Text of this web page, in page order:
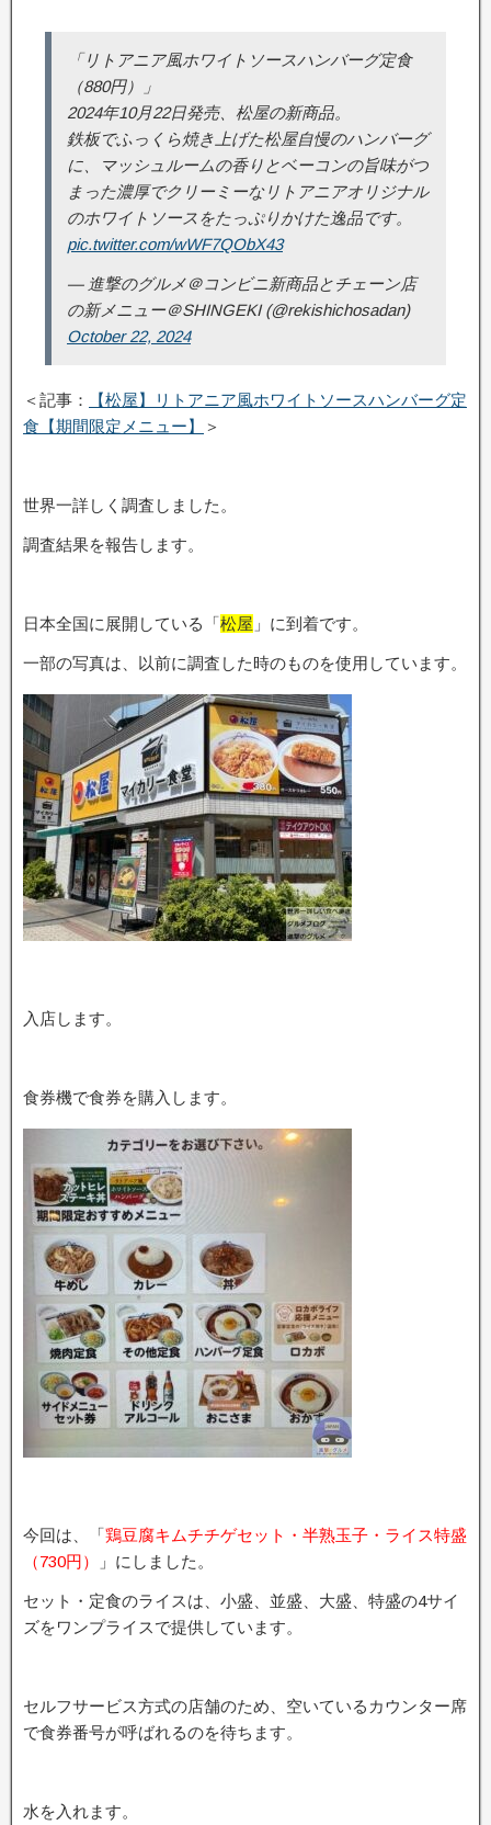
「リトアニア風ホワイトソースハンバーグ定食
（880円）」
2024年10月22日発売、松屋の新商品。
鉄板でふっくら焼き上げた松屋自慢のハンバーグ
に、マッシュルームの香りとベーコンの旨味がつ
まった濃厚でクリーミーなリトアニアオリジナル
のホワイトソースをたっぷりかけた逸品です。
pic.twitter.com/wWF7QObX43
— 進撃のグルメ＠コンビニ新商品とチェーン店
の新メニュー＠SHINGEKI (@rekishichosadan)
October 22, 2024
＜記事：
【松屋】リトアニア風ホワイトソースハンバーグ定
食【期間限定メニュー】
＞
世界一詳しく調査しました。
調査結果を報告します。
日本全国に展開している「松屋 」に到着です。
一部の写真は、以前に調査した時のものを使用しています。
入店します。
食券機で食券を購入します。
今回は、「鶏豆腐キムチチゲセット・半熟玉子・ライス特盛
（730円）
」にしました。
セット・定食のライスは、小盛、並盛、大盛、特盛の4サイ
ズをワンプライスで提供しています。
セルフサービス方式の店舗のため、空いているカウンター席
で食券番号が呼ばれるのを待ちます。
水を入れます。